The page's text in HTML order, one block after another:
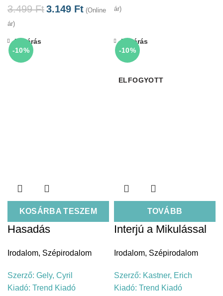
3.499Ft3.149 Ft (Online
ár)
ár)
-10%
KOSÁRBA TESZEM
Bezárás
Hasadás
Irodalom, Szépirodalom
Szerző: Gely, Cyril
Kiadó: Trend Kiadó
-10%
ELFOGYOTT
TOVÁBB
Bezárás
Interjú a Mikulással
Irodalom, Szépirodalom
Szerző: Kastner, Erich
Kiadó: Trend Kiadó